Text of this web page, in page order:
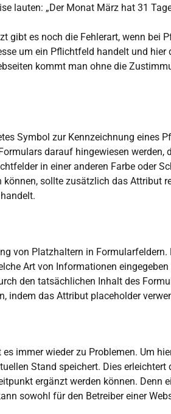
lauten: „Der Monat März hat 31
gibt es noch die Fehlerart, wenn bei
um ein Pflichtfeld handelt und hier
kommt man ohne die
Symbol zur Kennzeichnung eines
darauf hingewiesen werden,
in einer anderen Farbe oder
sollte zusätzlich das Attribut
von Platzhaltern in
Art von Informationen
den tatsächlichen Inhalt des
indem das Attribut placeholder
immer wieder zu Problemen. Um
Stand speichert. Dies erleichtert
ergänzt werden können. Denn
sowohl für den Betreiber einer